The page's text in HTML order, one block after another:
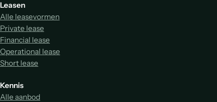
Leasen
Alle leasevormen
Private lease
Financial lease
Operational lease
Short lease
Kennis
Alle aanbod